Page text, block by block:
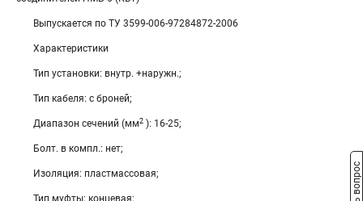
Выпускается по ТУ 3599-006-97284872-2006
Характеристики
Тип установки: внутр. +наружн.;
Тип кабеля: с броней;
Диапазон сечений (мм2 ): 16-25;
Болт. в компл.: нет;
Изоляция: пластмассовая;
Тип муфты: концевая;